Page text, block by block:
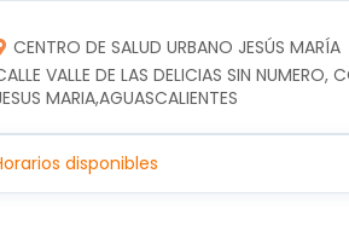
CENTRO DE SALUD URBANO JESÚS MARÍA
VALLE DE LAS DELICIAS SIN
MARIA,AGUASCALIENTES
disponibles